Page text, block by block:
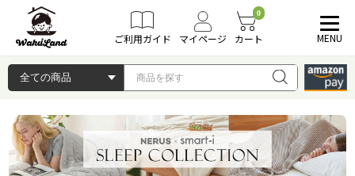
ご利用ガイド マイページ
0
カート MENU